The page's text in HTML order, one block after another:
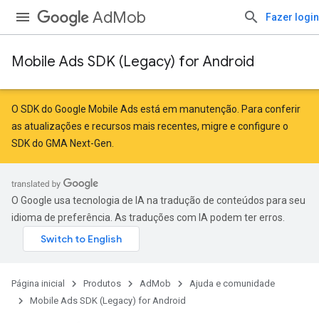
AdMob Fazer login
Mobile Ads SDK (Legacy) for Android
O SDK do Google Mobile Ads está em manutenção. Para conferir
as atualizações e recursos mais recentes, migre e configure o
SDK do GMA Next-Gen
O Google usa tecnologia de IA na tradução de conteúdos para seu
idioma de preferência. As traduções com IA podem ter erros.
Página inicial Produtos AdMob
Ajuda e comunidade
Mobile Ads SDK (Legacy) for Android